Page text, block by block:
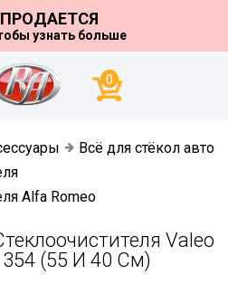
узнать больше
0
Всё для стёкол авто
Alfa Romeo
Valeo
(55 И 40 См)